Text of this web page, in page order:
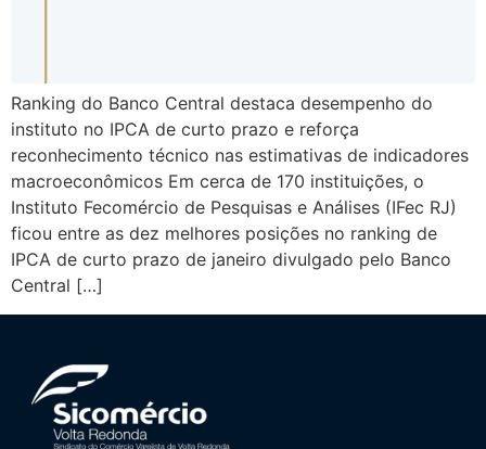
Ranking do Banco Central destaca desempenho do
instituto no IPCA de curto prazo e reforça
reconhecimento técnico nas estimativas de indicadores
macroeconômicos Em cerca de 170 instituições, o
Instituto Fecomércio de Pesquisas e Análises (IFec RJ)
ficou entre as dez melhores posições no ranking de
IPCA de curto prazo de janeiro divulgado pelo Banco
Central […]